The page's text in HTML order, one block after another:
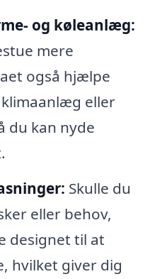
og køleanlæg:
mere
også hjælpe
eller
du kan nyde
Skulle du
eller behov,
designet til at
hvilket giver dig